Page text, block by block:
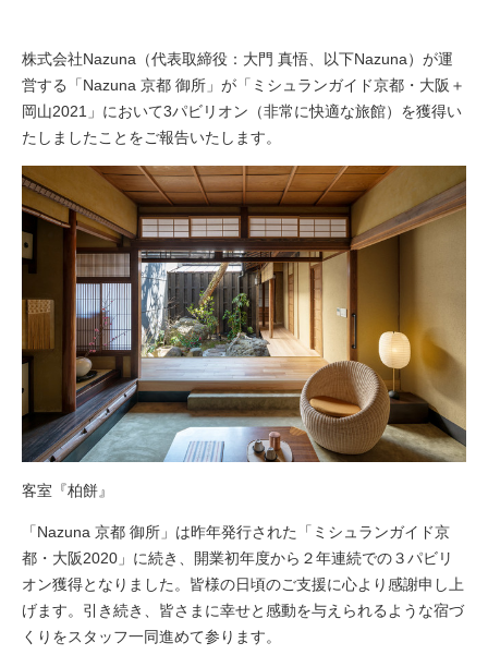
株式会社Nazuna（代表取締役：大門 真悟、以下Nazuna）が運
営する「Nazuna 京都 御所」が「ミシュランガイド京都・大阪＋
岡山2021」において3パビリオン（非常に快適な旅館）を獲得い
たしましたことをご報告いたします。
客室『柏餅』
「Nazuna 京都 御所」は昨年発行された「ミシュランガイド京
都・大阪2020」に続き、開業初年度から２年連続での３パビリ
オン獲得となりました。皆様の日頃のご支援に心より感謝申し上
げます。引き続き、皆さまに幸せと感動を与えられるような宿づ
くりをスタッフ一同進めて参ります。